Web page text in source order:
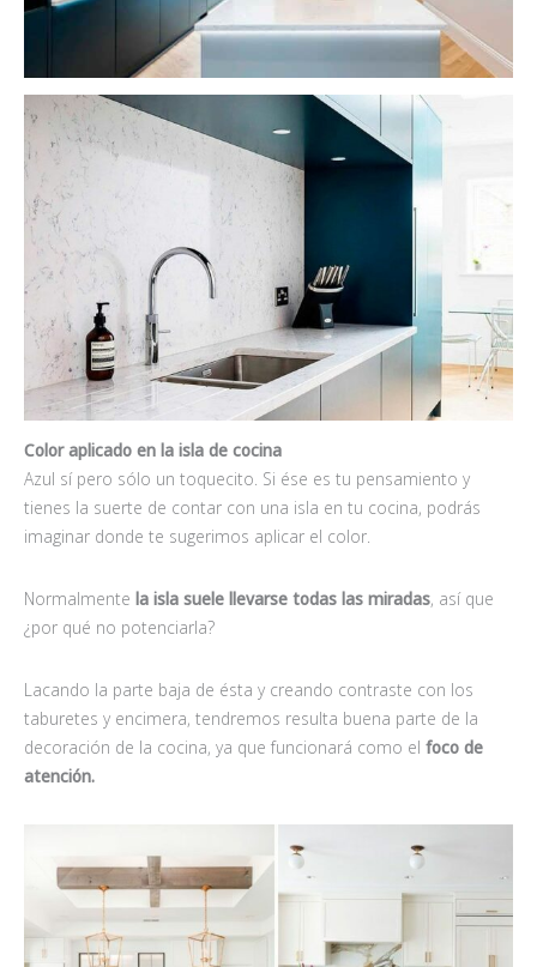
Color aplicado en la isla de cocina
Azul sí pero sólo un toquecito. Si ése es tu pensamiento y
tienes la suerte de contar con una isla en tu cocina, podrás
imaginar donde te sugerimos aplicar el color.
Normalmente la isla suele llevarse todas las miradas, así que
¿por qué no potenciarla?
Lacando la parte baja de ésta y creando contraste con los
taburetes y encimera, tendremos resulta buena parte de la
decoración de la cocina, ya que funcionará como el foco de
atención.